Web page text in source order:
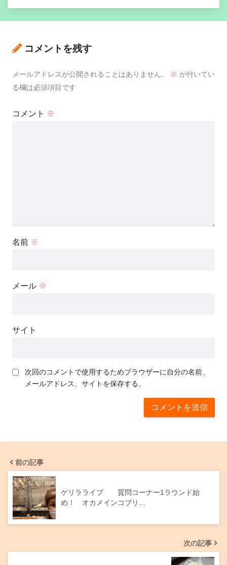
コメントを残す
メールアドレスが公開されることはありません。 ※ が付いてい
る欄は必須項目です
コメント ※
名前 ※
メール ※
サイト
次回のコメントで使用するためブラウザーに自分の名前、
メールアドレス、サイトを保存する。
前の記事
ゲリラライブ 質問コーナー1ラウンド始
め！ オカメインコブリ…
次の記事